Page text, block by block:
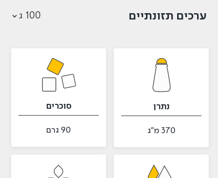
ערכים תזונתיים
נתרן
370 מ״ג
סוכרים
90 גרם